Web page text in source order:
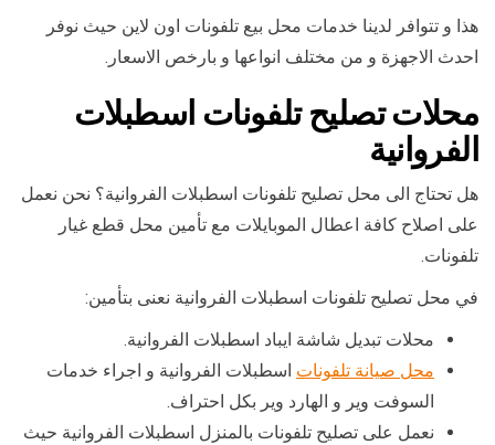
هذا و تتوافر لدينا خدمات محل بيع تلفونات اون لاين حيث نوفر
احدث الاجهزة و من مختلف انواعها و بارخص الاسعار.
محلات تصليح تلفونات اسطبلات
الفروانية
هل تحتاج الى محل تصليح تلفونات اسطبلات الفروانية؟ نحن نعمل
على اصلاح كافة اعطال الموبايلات مع تأمين محل قطع غيار
تلفونات.
في محل تصليح تلفونات اسطبلات الفروانية نعنى بتأمين:
محلات تبديل شاشة ايباد اسطبلات الفروانية.
محل صيانة تلفونات اسطبلات الفروانية و اجراء خدمات
السوفت وير و الهارد وير بكل احتراف.
نعمل على تصليح تلفونات بالمنزل اسطبلات الفروانية حيث